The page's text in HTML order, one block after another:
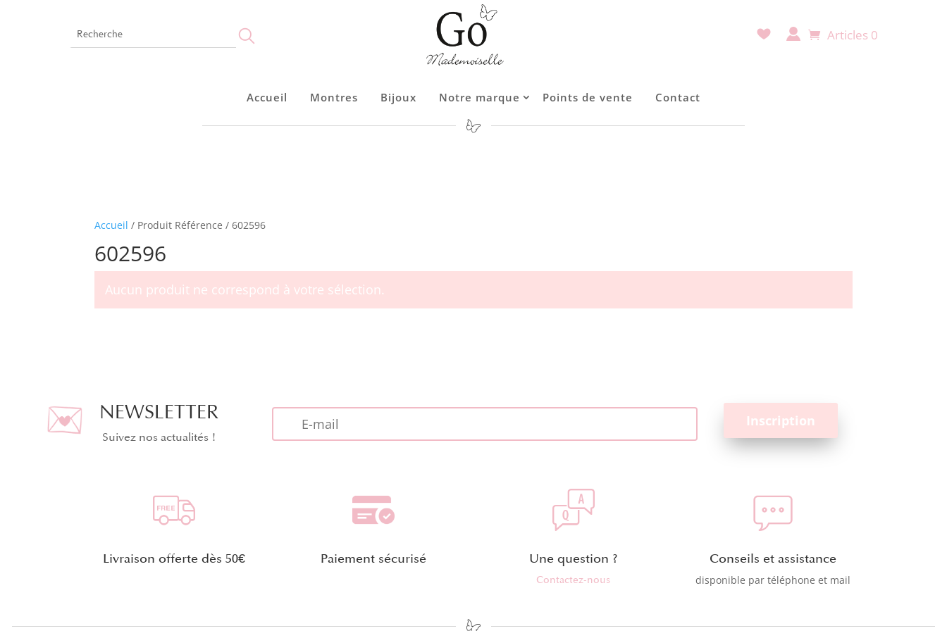
Articles 0
Accueil Montres Bijoux Notre marque Points de vente
Contact
Accueil / Produit Référence / 602596
602596
Aucun produit ne correspond à votre sélection.
NEWSLETTER
Suivez nos actualités !
Livraison offerte dès 50€ Paiement sécurisé Une question ?
Contactez-nous
Conseils et assistance
disponible par téléphone et mail